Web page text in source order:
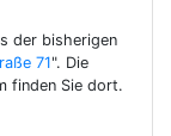
der bisherigen
71". Die
finden Sie dort.